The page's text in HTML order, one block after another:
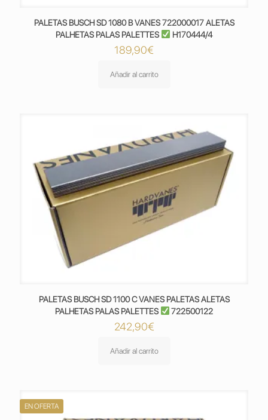
PALETAS BUSCH SD 1080 B VANES 722000017 ALETAS
PALHETAS PALAS PALETTES
H170444/4
189,90€
Añadir al carrito
PALETAS BUSCH SD 1100 C VANES PALETAS ALETAS
PALHETAS PALAS PALETTES
722500122
242,90€
Añadir al carrito
EN OFERTA